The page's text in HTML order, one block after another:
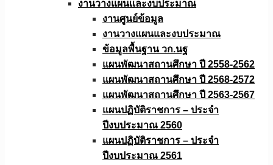
งานวางแผนเเละงบประมาณ
งานศูนย์ข้อมูล
งานวางแผนและงบประมาณ
ข้อมูลพื้นฐาน วก.นฐ
แผนพัฒนาสถานศึกษา ปี 2558-2562
แผนพัฒนาสถานศึกษา ปี 2568-2572
แผนพัฒนาสถานศึกษา ปี 2563-2567
แผนปฏิบัติราชการ – ประจำ
ปีงบประมาณ 2560
แผนปฏิบัติราชการ – ประจำ
ปีงบประมาณ 2561